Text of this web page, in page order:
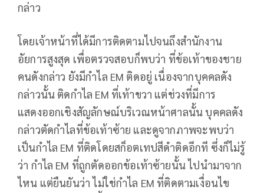
กล่าว
โดยเจ้าหน้าที่ได้มีการติดตามไปจนถึงสำนักงาน
อัยการสูงสุด เพื่อตรวจสอบก็พบว่า ที่ข้อเท้าของชาย
คนดังกล่าว ยังมีกำไล EM ติดอยู่ เนื่องจากบุคคลดัง
กล่าวนั้น ติดกำไล EM ที่เท้าขวา แต่ช่วงที่มีการ
แสดงออกเชิงสัญลักษณ์บริเวณหน้าศาลนั้น บุคคลดัง
กล่าวตัดกำไลที่ข้อเท้าซ้าย และดูจากภาพจะพบว่า
เป็นกำไล EM ที่ติดโดยสก็อตเทปสีดำติดอีกที ซึ่งก็ไม่รู้
ว่า กำไล EM ที่ถูกตัดออกข้อเท้าซ้ายนั้น ไปนำมาจาก
ไหน แต่ยืนยันว่า ไม่ใช่กำไล EM ที่ติดตามเงื่อนไข